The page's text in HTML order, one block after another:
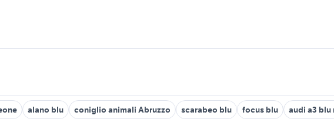
alano blu coniglio animali Abruzzo scarabeo blu focus blu audi a3 blu